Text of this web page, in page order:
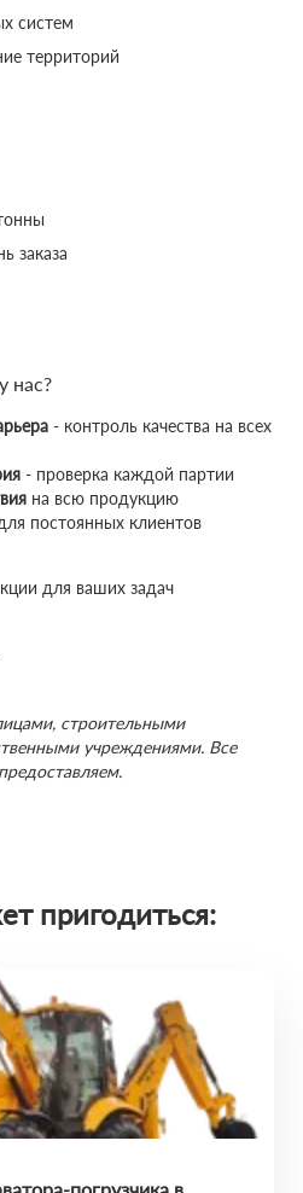
систем
территорий
заказа
нас?
- контроль качества на всех
- проверка каждой партии
на всю продукцию
постоянных клиентов
для ваших задач
строительными
учреждениями. Все
пригодиться: